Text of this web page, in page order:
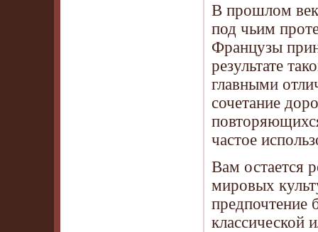
В прошлом
под чьим
Французы
результате
главными
сочетание
частое
Вам остается
мировых
предпочтение
классической